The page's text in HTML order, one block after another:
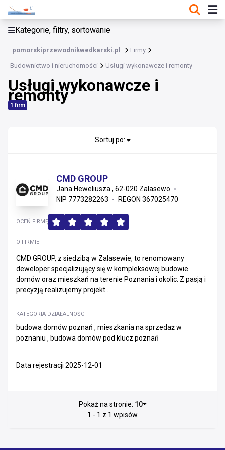
Kategorie, filtry, sortowanie
pomorskiprzewodnikwedkarski.pl Firmy
Budownictwo i nieruchomości Usługi wykonawcze i remonty
Usługi wykonawcze i
remonty
1 firm
Budownictwo i nieruchomości
Materiały konstrukcyjne i instalacyjne
Usługi wykonawcze i remonty
Instalacje
Sortuj po:
CMD GROUP
Jana Heweliusza , 62-020 Zalasewo
NIP 7773282263
REGON 367025470
O FIRMIE
CMD GROUP, z siedzibą w Zalasewie, to renomowany
deweloper specjalizujący się w kompleksowej budowie
domów oraz mieszkań na terenie Poznania i okolic. Z pasją i
precyzją realizujemy projekt...
KATEGORIA DZIAŁALNOŚCI
budowa domów poznań , mieszkania na sprzedaż w
poznaniu , budowa domów pod klucz poznań
OCEŃ FIRMĘ
Data rejestracji 2025-12-01
Pokaż na stronie: 10
1 - 1 z 1 wpisów